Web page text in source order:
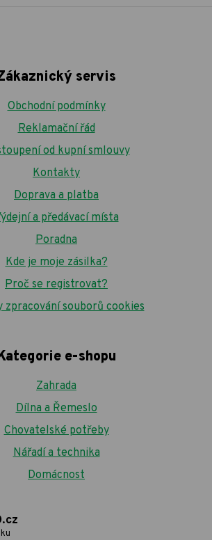
servis
Obchodní podmínky
Reklamační řád
od kupní smlouvy
Kontakty
Doprava a platba
a předávací místa
Poradna
Kde je moje zásilka?
Proč se registrovat?
zpracování souborů cookies
e-shopu
Zahrada
Dílna a Řemeslo
Chovatelské potřeby
Nářadí a technika
Domácnost